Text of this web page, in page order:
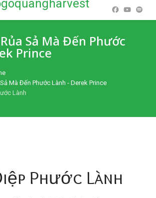
Sả Mà Đến Phước
Prince
Mà Đến Phước Lành - Derek Prince
Lành
Phước Lành